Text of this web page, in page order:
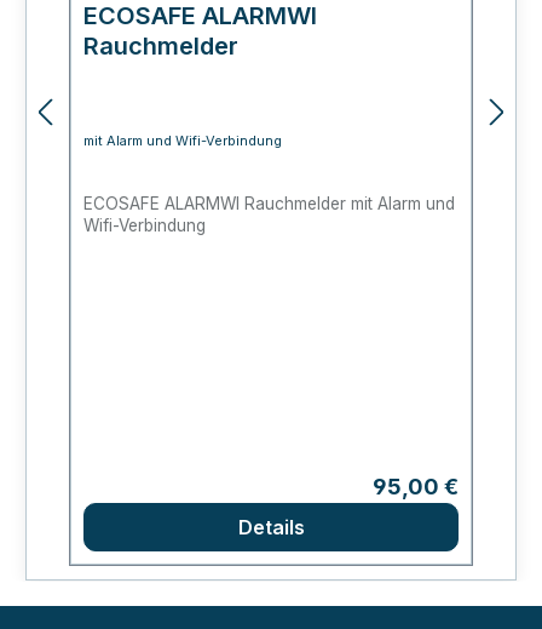
ECOSAFE ALARMWI
Rauchmelder
mit Alarm und Wifi-Verbindung
ECOSAFE ALARMWI Rauchmelder mit Alarm und
Wifi-Verbindung
Regulärer Preis:
95,00 €
Details